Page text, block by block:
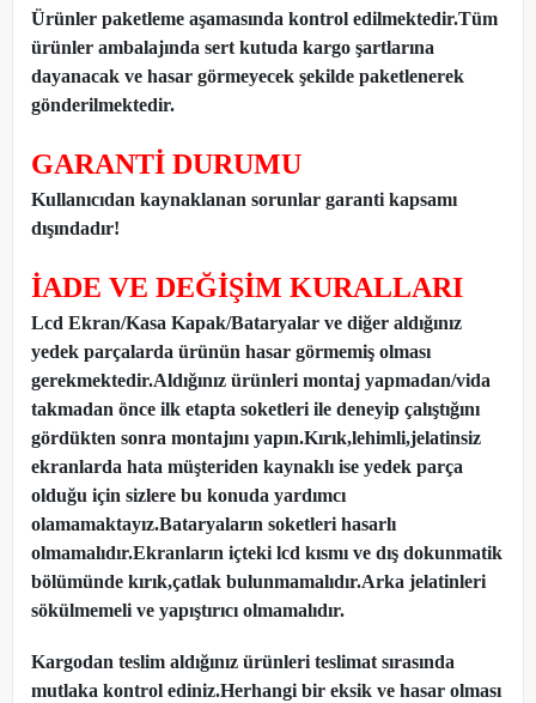
Ürünler paketleme aşamasında kontrol edilmektedir.Tüm
ürünler ambalajında sert kutuda kargo şartlarına
dayanacak ve hasar görmeyecek şekilde paketlenerek
gönderilmektedir.
GARANTİ DURUMU
Kullanıcıdan kaynaklanan sorunlar garanti kapsamı
dışındadır!
İADE VE DEĞİŞİM KURALLARI
Lcd Ekran/Kasa Kapak/Bataryalar ve diğer aldığınız
yedek parçalarda ürünün hasar görmemiş olması
gerekmektedir.Aldığınız ürünleri montaj yapmadan/vida
takmadan önce ilk etapta soketleri ile deneyip çalıştığını
gördükten sonra montajını yapın.Kırık,lehimli,jelatinsiz
ekranlarda hata müşteriden kaynaklı ise yedek parça
olduğu için sizlere bu konuda yardımcı
olamamaktayız.Bataryaların soketleri hasarlı
olmamalıdır.Ekranların içteki lcd kısmı ve dış dokunmatik
bölümünde kırık,çatlak bulunmamalıdır.Arka jelatinleri
sökülmemeli ve yapıştırıcı olmamalıdır.
Kargodan teslim aldığınız ürünleri teslimat sırasında
mutlaka kontrol ediniz.Herhangi bir eksik ve hasar olması